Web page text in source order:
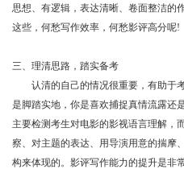
思想、有逻辑，表达清晰、卷面整洁的
这些，何愁写作效率，何愁影评高分呢!
三、 理清思路，踏实备考
认清的自己的情况很重要，有助于
是脚踏实地，你是喜欢捕捉真情流露还
主要检测考生对电影的影视语言理解，
察、对主题的表达、用导演用意的揣摩
构来体现的 。 影评写作能力的提升是非